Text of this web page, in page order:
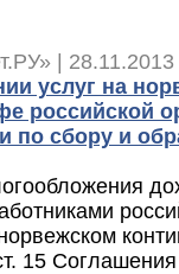
|
услуг на
российской
по сбору и
15